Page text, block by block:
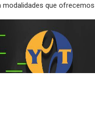
que ofrecemos